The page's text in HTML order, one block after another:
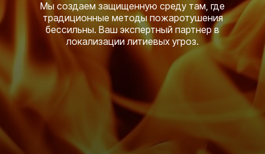
Мы создаем защищенную среду там, где
традиционные методы пожаротушения
бессильны. Ваш экспертный партнер в
локализации литиевых угроз.